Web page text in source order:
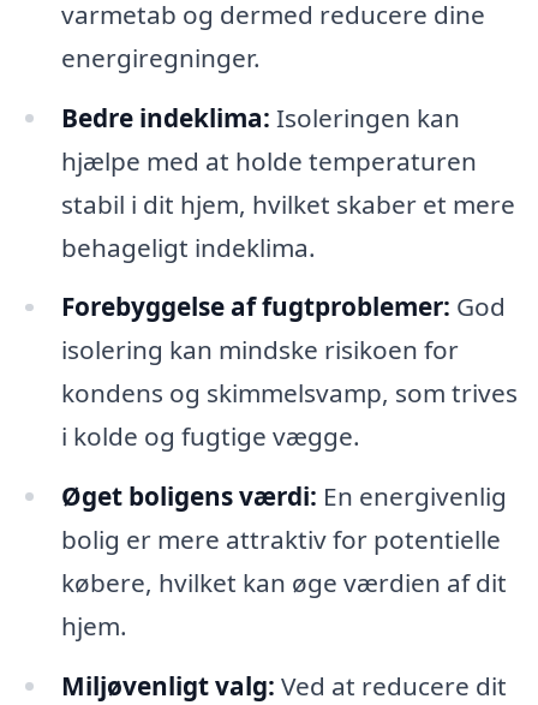
varmetab og dermed reducere dine
energiregninger.
Bedre indeklima: Isoleringen kan
hjælpe med at holde temperaturen
stabil i dit hjem, hvilket skaber et mere
behageligt indeklima.
Forebyggelse af fugtproblemer: God
isolering kan mindske risikoen for
kondens og skimmelsvamp, som trives
i kolde og fugtige vægge.
Øget boligens værdi: En energivenlig
bolig er mere attraktiv for potentielle
købere, hvilket kan øge værdien af dit
hjem.
Miljøvenligt valg: Ved at reducere dit